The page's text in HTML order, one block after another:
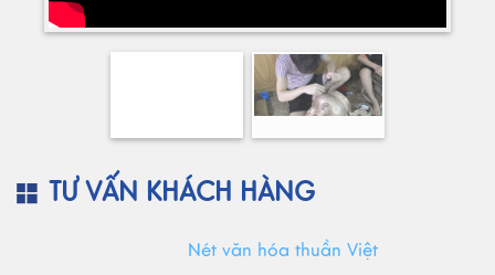
TƯ VẤN KHÁCH HÀNG
Nét văn hóa thuần Việt